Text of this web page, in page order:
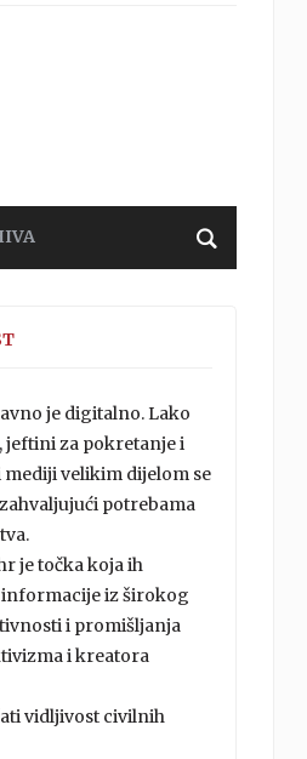
je digitalno. Lako
za pokretanje i
velikim dijelom se
potrebama
je točka koja ih
iz širokog
i promišljanja
i kreatora
vidljivost civilnih